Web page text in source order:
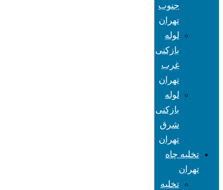
جنوب
تهران
لوله
بازکنی
غرب
تهران
لوله
بازکنی
شرق
تهران
تخلیه چاه
تهران
تخلیه